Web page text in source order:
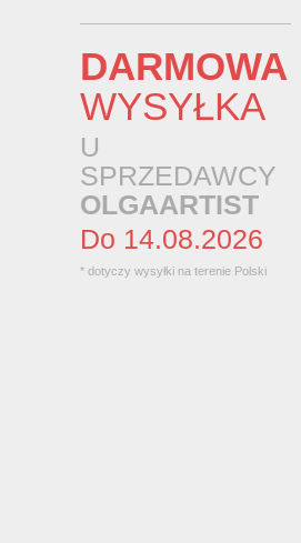
DARMOWA
WYSYŁKA
U
SPRZEDAWCY
OLGAARTIST
Do 14.08.2026
* dotyczy wysyłki na terenie Polski